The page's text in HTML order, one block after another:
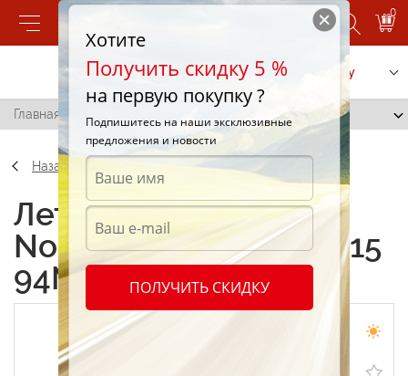
0
Позвонить Заказать услугу
Главная / Nokian Nordman SX 205/65 R15 94N
Назад
Летние шины Nokian
Nordman SX 205/65 R15
94N
Хотите
Получить скидку 5 %
на первую покупку ?
Подпишитесь на наши эксклюзивные
предложения и новости
ПОЛУЧИТЬ СКИДКУ